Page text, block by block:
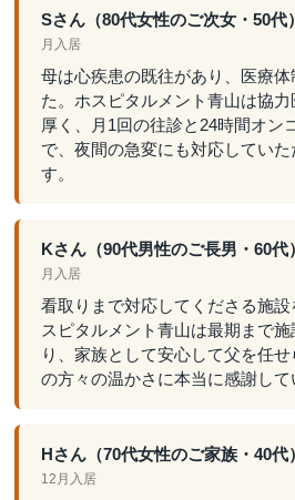
Sさん（80代女性のご次女・50代）
月入居
母は心疾患の既往があり、医療
た。ホスピタルメント青山は協
厚く、月1回の往診と24時間オン
で、夜間の急変にも対応してい
す。
Kさん（90代男性のご長男・60代）
月入居
看取りまで対応してくださる施
スピタルメント青山は最期まで
り、家族として安心して父を任
の方々の温かさに本当に感謝して
Hさん（70代女性のご家族・40代）
12月入居